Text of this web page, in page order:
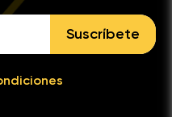
Suscríbete